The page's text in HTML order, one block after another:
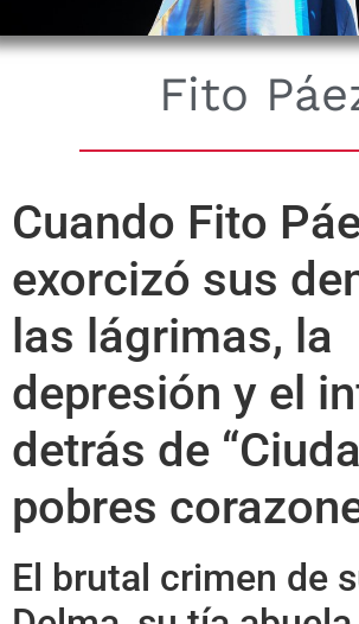
Fito
Cuando Fito
exorcizó sus
las lágrimas, la
depresión y el
detrás de
pobres
El brutal crimen de